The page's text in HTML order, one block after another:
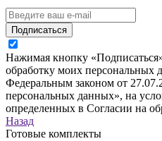
Подписаться
Нажимая кнопку
обработку моих персональных
Федеральным законом от
персональных данных», на
определенных в Согласии на
Назад
Готовые комплекты